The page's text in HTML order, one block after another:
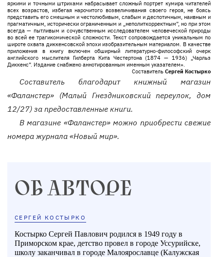
яркими и точными штрихами набрасывает сложный портрет кумира читателей
всех возрастов, избегая нарочитого возвеличивания своего героя, не боясь
представить его смешным и честолюбивым, слабым и деспотичным, наивным и
прагматичным, исторически ограниченным и „неполиткорректным”, но при этом
всегда — пытливым и сочувственным исследователем человеческой природы
во всей ее трагикомической сложности. Текст сопровождается уникальным по
широте охвата диккенсовской эпохи изобразительным материалом. В качестве
приложения в книгу включен обширный литературно-философский очерк
английского мыслителя Гилберта Кита Честертона (1874 — 1936) „Чарльз
Диккенс”. Издание снабжено аннотированным именным указателем».
Составитель Сергей Костырко
Составитель благодарит книжный магазин
«Фаланстер» (Малый Гнездниковский переулок, дом
12/27) за предоставленные книги.
В магазине «Фаланстер» можно приобрести свежие
номера журнала «Новый мир».
ОБ АВТОРЕ
СЕРГЕЙ КОСТЫРКО
Костырко Сергей Павлович родился в 1949 году в
Приморском крае, детство провел в городе Уссурийске,
школу заканчивал в городе Малоярославце (Калужская